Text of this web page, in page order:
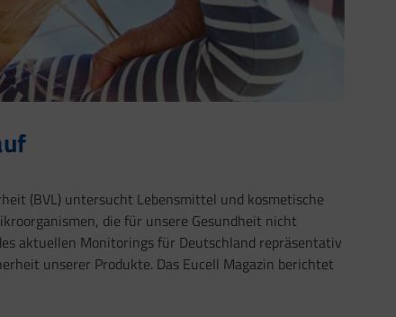
(BVL) untersucht Lebensmittel und kosmetische
die für unsere Gesundheit nicht
aktuellen Monitorings für Deutschland repräsentativ
unserer Produkte. Das Eucell Magazin berichtet